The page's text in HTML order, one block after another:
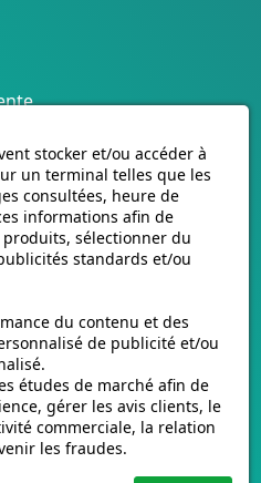
stocker et/ou accéder à
un terminal telles que les
consultées, heure de
informations afin de
sélectionner du
standards et/ou
du contenu et des
de publicité et/ou
études de marché afin de
gérer les avis clients, le
commerciale, la relation
les fraudes.